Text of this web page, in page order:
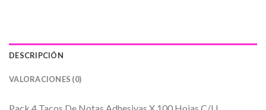
DESCRIPCIÓN
VALORACIONES (0)